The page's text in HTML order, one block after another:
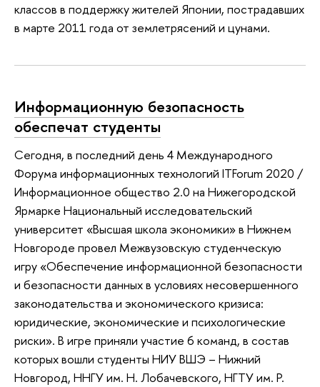
классов в поддержку жителей Японии, пострадавших
в марте 2011 года от землетрясений и цунами.
Информационную безопасность
обеспечат студенты
Сегодня, в последний день 4 Международного
Форума информационных технологий ITForum 2020 /
Информационное общество 2.0 на Нижегородской
Ярмарке Национальный исследовательский
университет «Высшая школа экономики» в Нижнем
Новгороде провел Межвузовскую студенческую
игру «Обеспечение информационной безопасности
и безопасности данных в условиях несовершенного
законодательства и экономического кризиса:
юридические, экономические и психологические
риски». В игре приняли участие 6 команд, в состав
которых вошли студенты НИУ ВШЭ – Нижний
Новгород, ННГУ им. Н. Лобачевского, НГТУ им. Р.